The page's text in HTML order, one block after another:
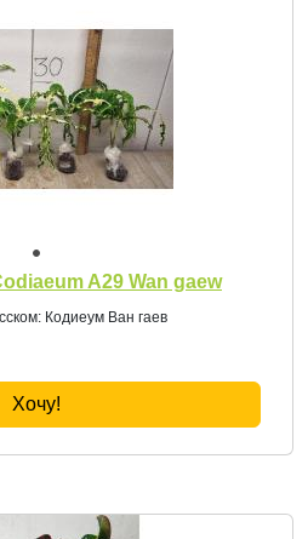
A29 Wan gaew
Кодиеум Ван гаев
Хочу!